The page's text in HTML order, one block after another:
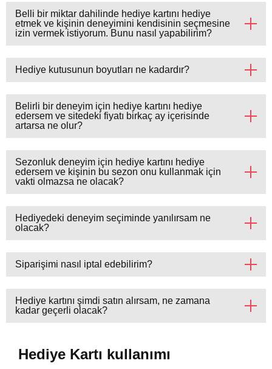
Belli bir miktar dahilinde hediye kartını hediye
etmek ve kişinin deneyimini kendisinin seçmesine
izin vermek istiyorum. Bunu nasıl yapabilirim?
Hediye kutusunun boyutları ne kadardır?
Belirli bir deneyim için hediye kartını hediye
edersem ve sitedeki fiyatı birkaç ay içerisinde
artarsa ​​ne olur?
Sezonluk deneyim için hediye kartını hediye
edersem ve kişinin bu sezon onu kullanmak için
vakti olmazsa ne olacak?
Hediyedeki deneyim seçiminde yanılırsam ne
olacak?
Siparişimi nasıl iptal edebilirim?
Hediye kartını şimdi satın alırsam, ne zamana
kadar geçerli olacak?
Hediye Kartı kullanımı